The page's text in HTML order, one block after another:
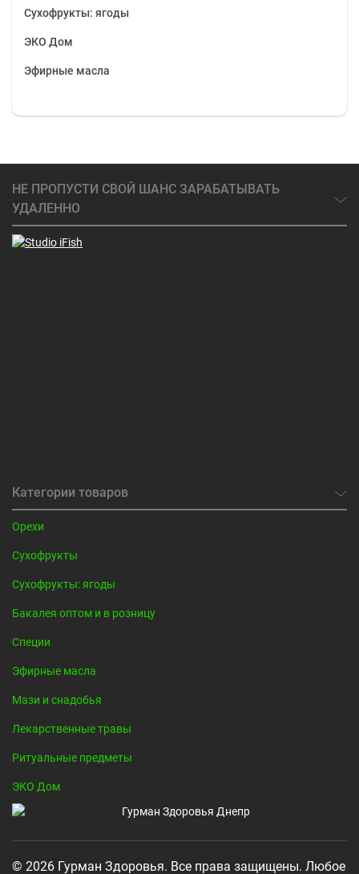
Сухофрукты: ягоды
ЭКО Дом
Эфирные масла
НЕ ПРОПУСТИ СВОЙ ШАНС ЗАРАБАТЫВАТЬ
УДАЛЕННО
Категории товаров
Орехи
Сухофрукты
Сухофрукты: ягоды
Бакалея оптом и в розницу
Специи
Эфирные масла
Мази и снадобья
Лекарственные травы
Ритуальные предметы
ЭКО Дом
© 2026 Гурман Здоровья. Все права защищены. Любое